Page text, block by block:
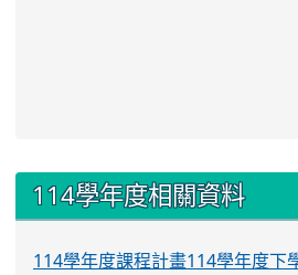
::: 114學年度相關資料
114學年度課程計畫114學年度下